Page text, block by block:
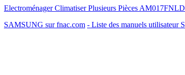
Electroménager Climatiser Plusieurs Pièces
SAMSUNG sur fnac.com - Liste des manuels utilisateur